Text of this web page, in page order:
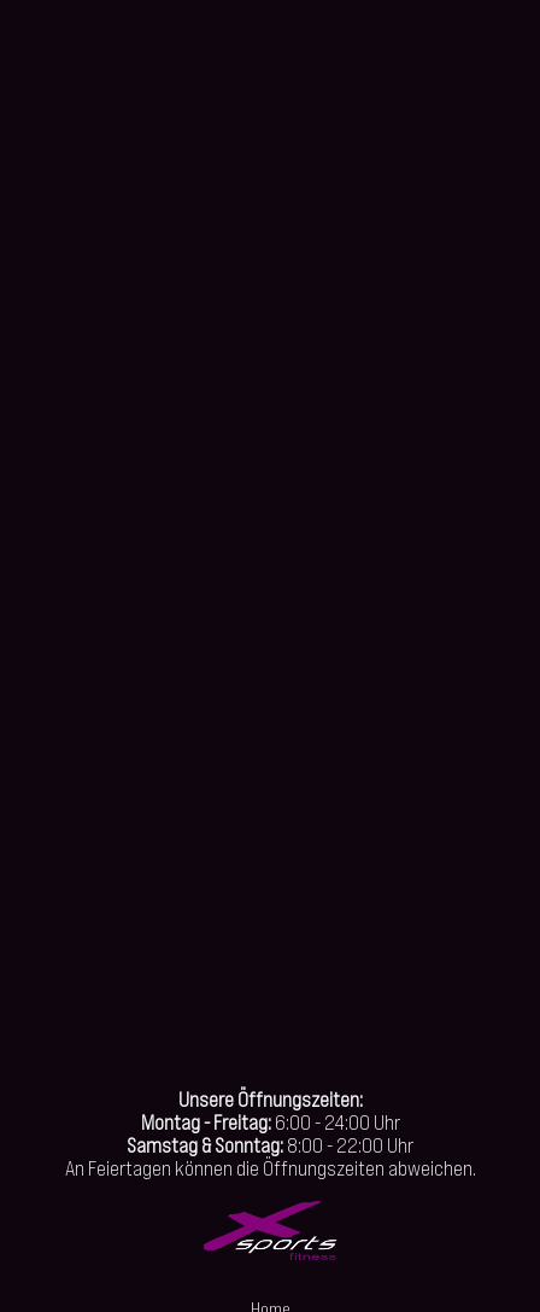
Unsere Öffnungszeiten:
Montag - Freitag: 6:00 - 24:00 Uhr
Samstag & Sonntag: 8:00 - 22:00 Uhr
An Feiertagen können die Öffnungszeiten abweichen.